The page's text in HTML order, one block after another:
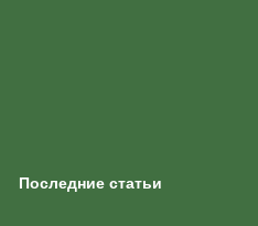
Последние статьи